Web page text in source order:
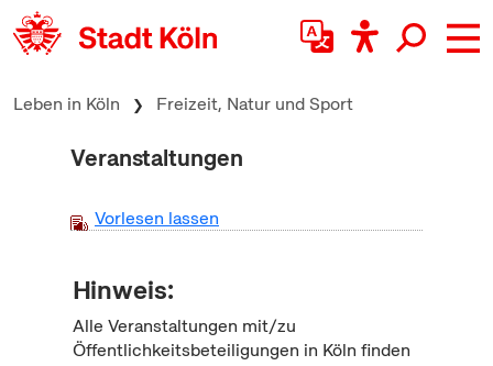
zum Inhalt springen
Leben in Köln Freizeit, Natur und Sport
Veranstaltungen
Vorlesen lassen
Hinweis:
Alle Veranstaltungen mit/zu
Öffentlichkeitsbeteiligungen in Köln finden